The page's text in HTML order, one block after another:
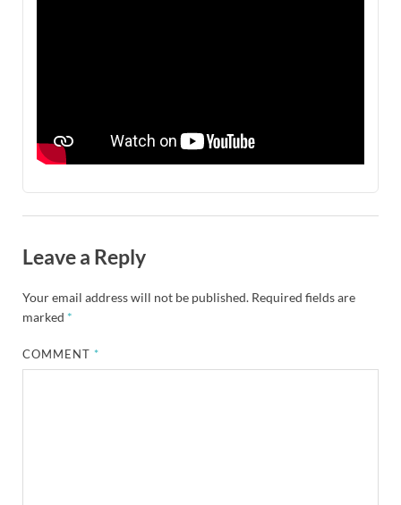
Leave a Reply
Your email address will not be published. Required fields are
marked *
COMMENT*